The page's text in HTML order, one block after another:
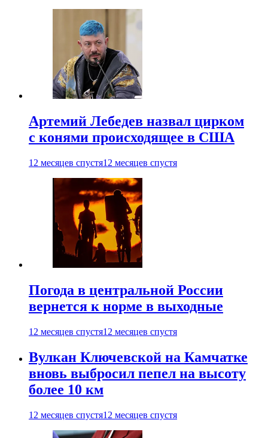
Артемий Лебедев назвал цирком
с конями происходящее в США
12 месяцев спустя12 месяцев спустя
Погода в центральной России
вернется к норме в выходные
12 месяцев спустя12 месяцев спустя
Вулкан Ключевской на Камчатке
вновь выбросил пепел на высоту
более 10 км
12 месяцев спустя12 месяцев спустя